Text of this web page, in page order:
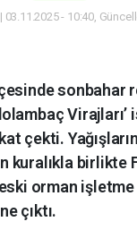
- 10:40,
sonbahar
Virajları’
çekti.
kuralıkla birlikte
orman işletme
çıktı.